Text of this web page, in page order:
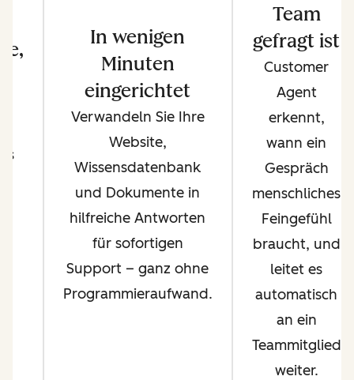
In wenigen
Minuten
eingerichtet
Verwandeln Sie Ihre
Website,
Wissensdatenbank
und Dokumente in
hilfreiche Antworten
für sofortigen
Support – ganz ohne
Programmieraufwand.
Team
gefragt ist
Customer
Agent
erkennt,
wann ein
Gespräch
menschliches
Feingefühl
braucht, und
leitet es
automatisch
an ein
Teammitglied
weiter.